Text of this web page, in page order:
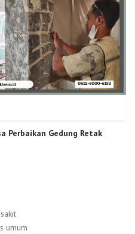
Perbaikan Gedung Retak
umum